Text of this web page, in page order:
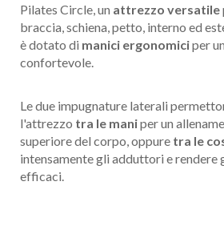
Pilates Circle, un attrezzo versatile
braccia, schiena, petto, interno ed
è dotato di manici ergonomiciper
confortevole.
Le due impugnature laterali
l'attrezzo tra le maniper un
superiore del corpo, oppure tra le
intensamente gli adduttori e rendere
efficaci.